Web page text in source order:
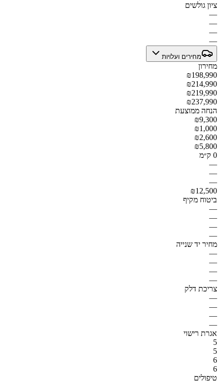
ציון גולשים
—
—
—
—
מחירים ועלויות
מחירון
₪198,990
₪214,990
₪219,990
₪237,990
הנחה ממוצעת
₪9,300
₪1,000
₪2,600
₪5,800
0 ק״מ
—
—
—
₪12,500
ביטוח מקיף
—
—
—
—
מחיר יד שנייה
—
—
—
—
צריכת דלק
—
—
—
—
אגרת רישוי
5
5
6
6
טיפולים